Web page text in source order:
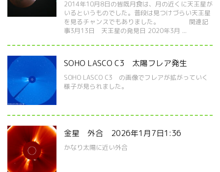
2014年10月8日の皆既月食は、月の近くに天王星が
いるというものでした。普段は見つけづらい天王星
を見るチャンスでもありました。 関連記
事3月13日 天王星の発見日 2020年3月 ...
SOHO LASCO C3 太陽フレア発生
SOHO LASCO C3 の画像でフレアが拡がっていく
様子が見られました。
金星 外合 2026年1月7日1:36
かなり太陽に近い外合